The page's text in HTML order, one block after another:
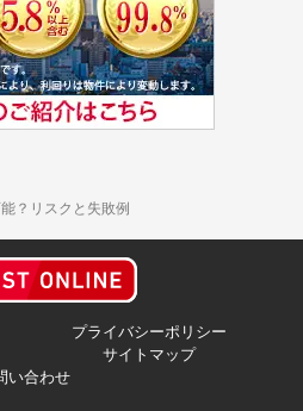
？リスクと失敗例
プライバシーポリシー
サイトマップ
い合わせ